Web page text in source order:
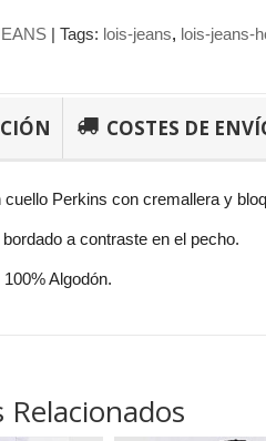
| Tags: lois-jeans lois-jeans-
COSTES DE
cuello Perkins con cremallera y
a contraste en el pecho.
Algodón.
Relacionados